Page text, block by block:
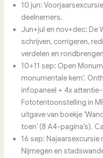
10 jun:
deelnemers.
Jun+jul en nov+dec: De
schrijven, corrigeren,
verdelen en
10+11 sep: Open
monumentale kern’.
infopaneel + 4x
Fototentoonstelling in
uitgave van boekje
toen’ (8 A4-pagina’s).
16 sep: Najaarsexcursie
Nijmegen en